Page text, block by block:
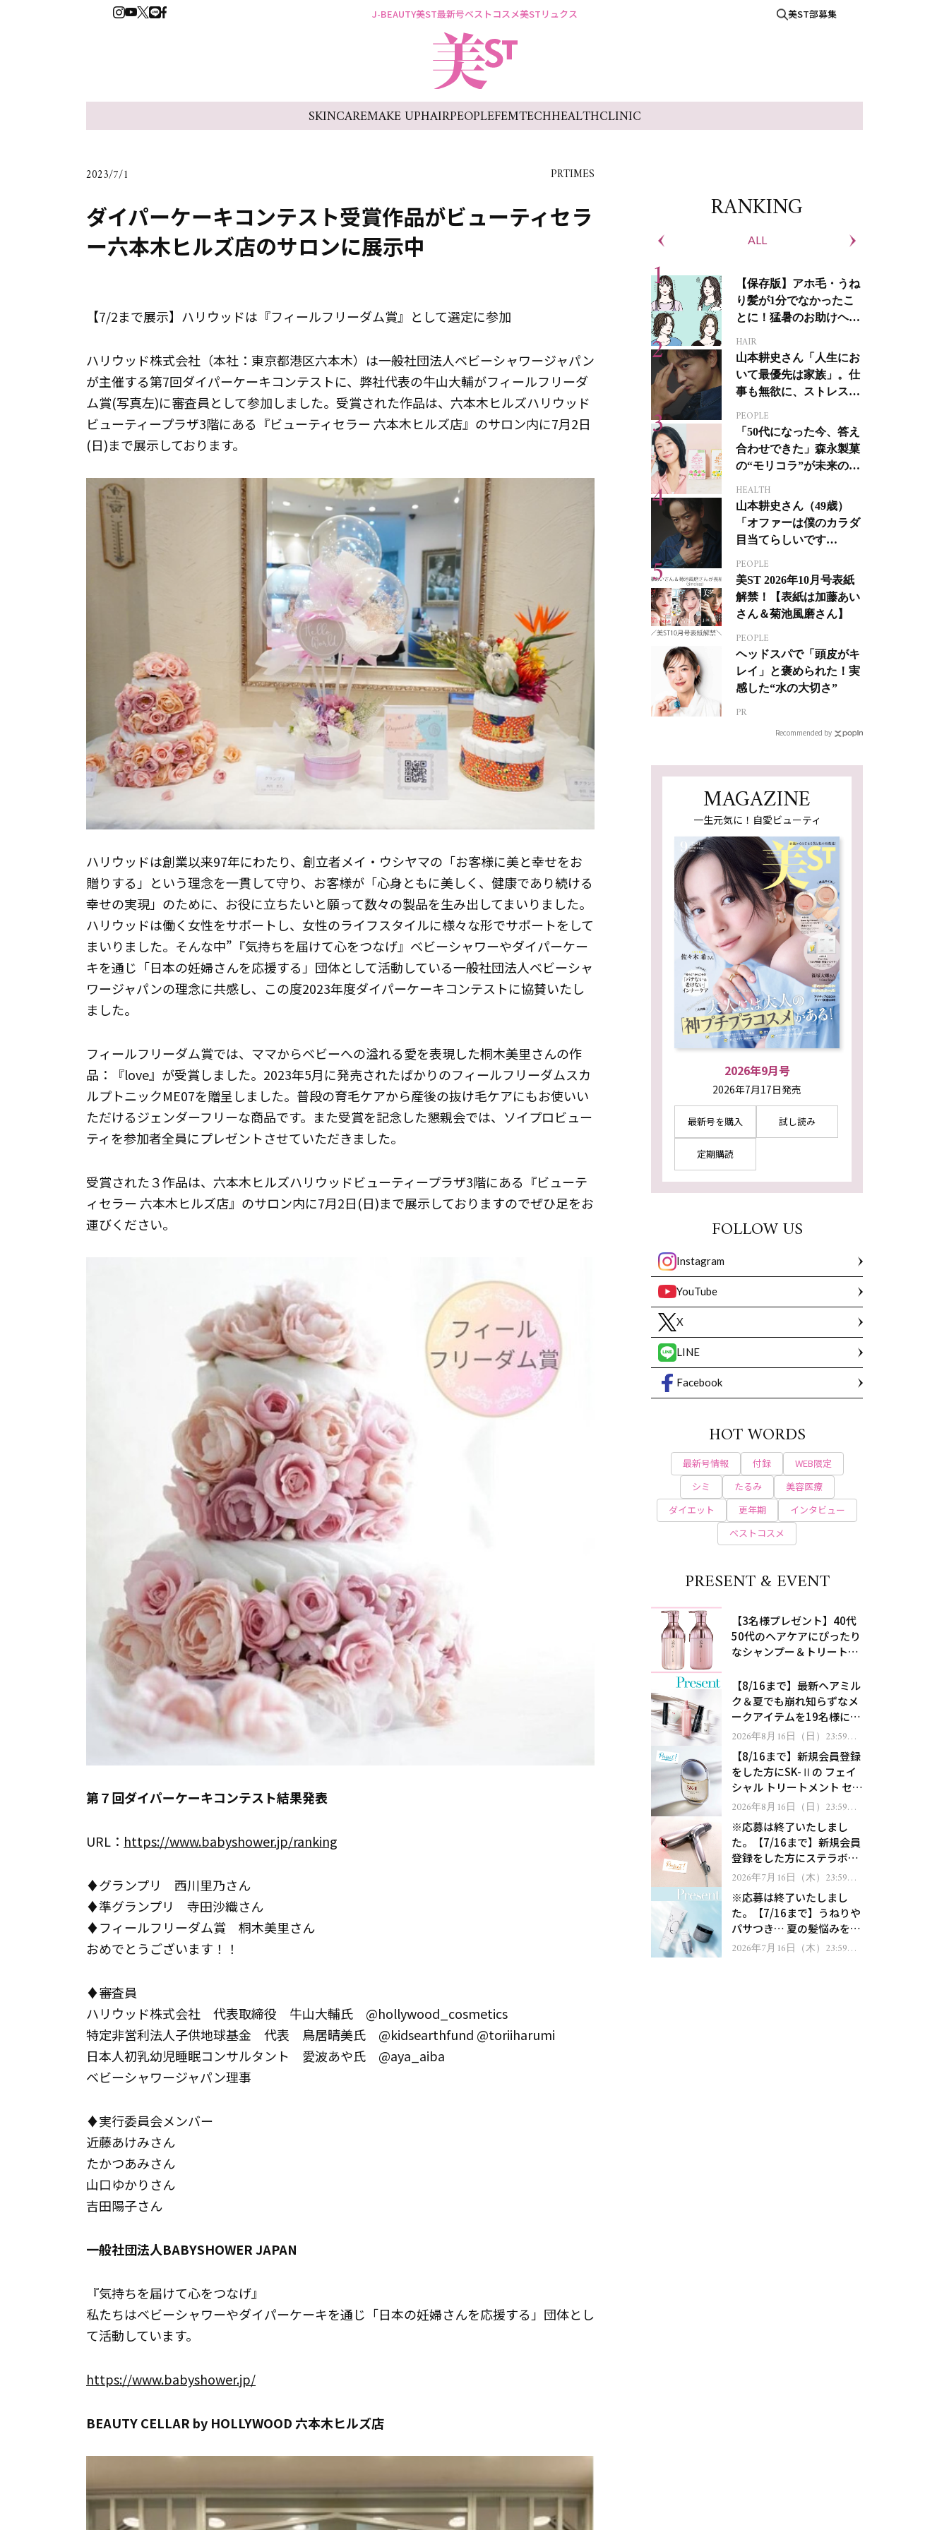
J-BEAUTY美ST最新号ベストコスメ美STリュクス 美ST部募集
SKINCAREMAKE UPHAIRPEOPLEFEMTECHHEALTHCLINIC
2023/7/1 PRTIMES
ダイパーケーキコンテスト受賞作品がビューティセラ
ー六本木ヒルズ店のサロンに展示中
【7/2まで展示】ハリウッドは『フィールフリーダム賞』として選定に参加
ハリウッド株式会社（本社：東京都港区六本木）は一般社団法人ベビーシャワージャパン
が主催する第7回ダイパーケーキコンテストに、弊社代表の牛山大輔がフィールフリーダ
ム賞(写真左)に審査員として参加しました。受賞された作品は、六本木ヒルズハリウッド
ビューティープラザ3階にある『ビューティセラー 六本木ヒルズ店』のサロン内に7月2日
(日)まで展示しております。
ハリウッドは創業以来97年にわたり、創立者メイ・ウシヤマの「お客様に美と幸せをお
贈りする」という理念を一貫して守り、お客様が「心身ともに美しく、健康であり続ける
幸せの実現」のために、お役に立ちたいと願って数々の製品を生み出してまいりました。
ハリウッドは働く女性をサポートし、女性のライフスタイルに様々な形でサポートをして
まいりました。そんな中”『気持ちを届けて心をつなげ』ベビーシャワーやダイパーケー
キを通じ「日本の妊婦さんを応援する」団体として活動している一般社団法人ベビーシャ
ワージャパンの理念に共感し、この度2023年度ダイパーケーキコンテストに協賛いたし
ました。
フィールフリーダム賞では、ママからベビーへの溢れる愛を表現した桐木美里さんの作
品：『love』が受賞しました。2023年5月に発売されたばかりのフィールフリーダムスカ
ルプトニックME07を贈呈しました。普段の育毛ケアから産後の抜け毛ケアにもお使いい
ただけるジェンダーフリーな商品です。また受賞を記念した懇親会では、ソイプロビュー
ティを参加者全員にプレゼントさせていただきました。
受賞された３作品は、六本木ヒルズハリウッドビューティープラザ3階にある『ビューテ
ィセラー 六本木ヒルズ店』のサロン内に7月2日(日)まで展示しておりますのでぜひ足をお
運びください。
第７回ダイパーケーキコンテスト結果発表
URL： https://www.babyshower.jp/ranking
♦︎グランプリ 西川里乃さん
♦︎準グランプリ 寺田沙織さん
♦︎フィールフリーダム賞 桐木美里さん
おめでとうございます！！
♦︎審査員
ハリウッド株式会社 代表取締役 牛山大輔氏 @hollywood_cosmetics
特定非営利法人子供地球基金 代表 鳥居晴美氏 @kidsearthfund @toriiharumi
日本人初乳幼児睡眠コンサルタント 愛波あや氏 @aya_aiba
ベビーシャワージャパン理事
♦︎実行委員会メンバー
近藤あけみさん
たかつあみさん
山口ゆかりさん
吉田陽子さん
一般社団法人BABYSHOWER JAPAN
『気持ちを届けて心をつなげ』
私たちはベビーシャワーやダイパーケーキを通じ「日本の妊婦さんを応援する」団体とし
て活動しています。
https://www.babyshower.jp/
BEAUTY CELLAR by HOLLYWOOD 六本木ヒルズ店
RANKING
ALL
【保存版】アホ毛・うね
り髪が1分でなかったこ
とに！猛暑のお助けヘア
HAIR
山本耕史さん「人生にお
いて最優先は家族」。仕
事も無欲に、ストレスを
PEOPLE
「50代になった今、答え
合わせできた」森永製菓
の“モリコラ”が未来のキ
HEALTH
山本耕史さん（49歳）
「オファーは僕のカラダ
目当てらしいです
ジカルへの挑戦
PEOPLE
美ST 2026年10月号表紙
解禁！【表紙は加藤あい
さん＆菊池風磨さん】
PEOPLE
ヘッドスパで「頭皮がキ
レイ」と褒められた！実
感した“水の大切さ”
PR
Recommended by
MAGAZINE
一生元気に！自愛ビューティ
2026年9月号
2026年7月17日発売
最新号を購入 試し読み
定期購読
FOLLOW US
Instagram
YouTube
X
LINE
Facebook
HOT WORDS
最新号情報 付録
WEB限定
シミ
たるみ
美容医療
ダイエット
更年期
インタビュー
ベストコスメ
PRESENT & EVENT
【3名様プレゼント】40代
50代のヘアケアにぴったり
なシャンプー＆トリートメ
処！
【8/16まで】最新ヘアミル
ク＆夏でも崩れ知らずなメ
ークアイテムを19名様にプ
レゼント！
2026年8月16日（日）23:59ま
で【8/16まで】新規会員登録
をした方にSK-Ⅱの フェイ
シャル トリートメント セラ
ムをプレゼント！
2026年8月16日（日）23:59ま
※応募は終了いたしまし
た。【7/16まで】新規会員
登録をした方にステラボー
テのシャインリバース ヘア
ゼント！
2026年7月16日（木）23:59ま
※応募は終了いたしまし
た。【7/16まで】うねりや
パサつき… 夏の髪悩みを解
消するヘアケアアイテムを
2026年7月16日（木）23:59ま